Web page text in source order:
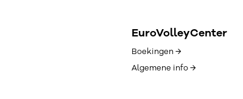
EuroVolleyCenter
Boekingen →
Algemene info →